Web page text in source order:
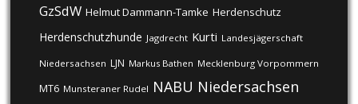
GzSdW Helmut Dammann-Tamke Herdenschutz
Herdenschutzhunde Jagdrecht Kurti Landesjägerschaft
Niedersachsen LJN Markus Bathen Mecklenburg Vorpommern
MT6 Munsteraner Rudel NABU Niedersachsen